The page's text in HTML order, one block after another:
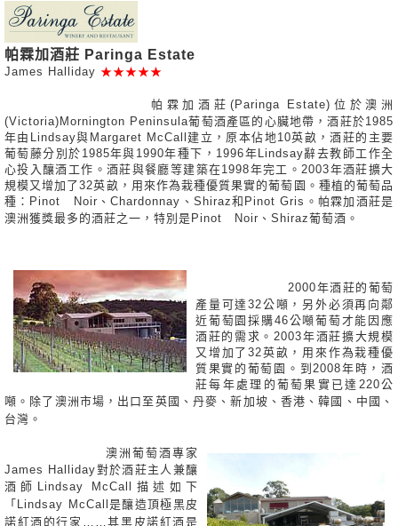
帕霖加酒莊 Paringa Estate
James Halliday ★★★★★
帕霖加酒莊(Paringa Estate)位於澳洲
(Victoria)Mornington Peninsula葡萄酒產區的心臟地帶，酒莊於1985
年由Lindsay與Margaret McCall建立，原本佔地10英畝，酒莊的主要
葡萄藤分別於1985年與1990年種下，1996年Lindsay辭去教師工作全
心投入釀酒工作。酒莊與餐廳等建築在1998年完工。2003年酒莊擴大
規模又增加了32英畝，用來作為栽種優質果實的葡萄園。種植的葡萄品
種：Pinot Noir、Chardonnay、Shiraz和Pinot Gris。帕霖加酒莊是
澳洲獲獎最多的酒莊之一，特別是Pinot Noir、Shiraz葡萄酒。
2000年酒莊的葡萄
產量可達32公噸，另外必須再向鄰
近葡萄園採購46公噸葡萄才能因應
酒莊的需求。2003年酒莊擴大規模
又增加了32英畝，用來作為栽種優
質果實的葡萄園。到2008年時，酒
莊每年處理的葡萄果實已達220公
噸。 除了澳洲市場，出口至英國、丹麥、新加坡、香港、韓國、中國、
台灣。
澳洲葡萄酒專家
James Halliday對於酒莊主人兼釀
酒師Lindsay McCall描述如下
「Lindsay McCall是釀造頂極黑皮
諾紅酒的行家……其黑皮諾紅酒是